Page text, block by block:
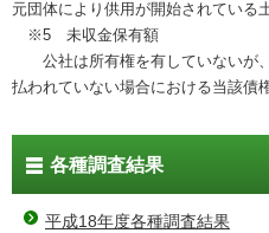
元団体により供用が開始されている
※5 未収金保有額
公社は所有権を有していないが
払われていない場合における当該債
各種調査結果
平成18年度各種調査結果